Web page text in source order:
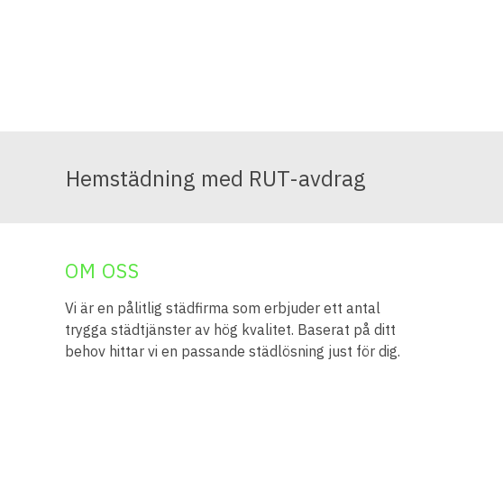
Hemstädning med RUT-avdrag
OM OSS
Vi är en pålitlig städfirma som erbjuder ett antal
trygga städtjänster av hög kvalitet. Baserat på ditt
behov hittar vi en passande städlösning just för dig.